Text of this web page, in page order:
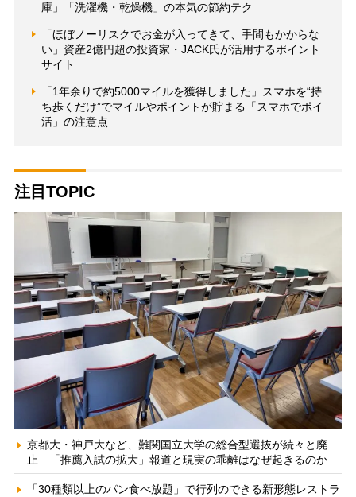
庫」「洗濯機・乾燥機」の本気の節約テク
「ほぼノーリスクでお金が入ってきて、手間もかからな
い」資産2億円超の投資家・JACK氏が活用するポイント
サイト
「1年余りで約5000マイルを獲得しました」スマホを“持
ち歩くだけ”でマイルやポイントが貯まる「スマホでポイ
活」の注意点
注目TOPIC
京都大・神戸大など、難関国立大学の総合型選抜が続々と廃
止 「推薦入試の拡大」報道と現実の乖離はなぜ起きるのか
「30種類以上のパン食べ放題」で行列のできる新形態レストラ